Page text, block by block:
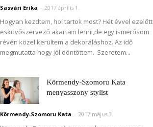
Sasvári Erika - 2017 április 1.
Hogyan kezdtem, hol tartok most? Hét évvel ezelőtt
esküvőszervező akartam lenni,de egy ismerősöm
révén közel kerültem a dekoráláshoz. Az idő
megmutatta hogy jól döntöttem. Szeretem...
Körmendy-Szomoru Kata
menyasszony stylist
Körmendy-Szomoru Kata - 2017 május 3.